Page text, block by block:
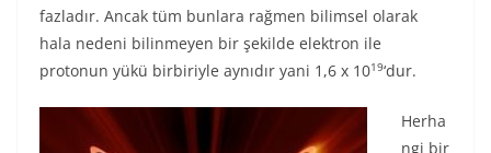
fazladır. Ancak tüm bunlara rağmen bilimsel olarak
hala nedeni bilinmeyen bir şekilde elektron ile
protonun yükü birbiriyle aynıdır yani 1,6 x 1019‘dur.
Herha
ngi bir